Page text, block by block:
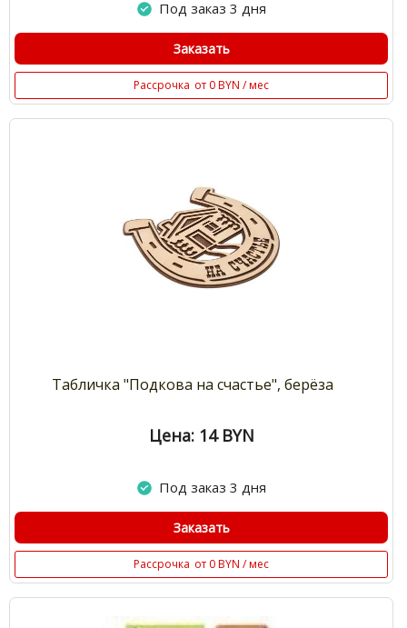
Под заказ 3 дня
Заказать
Рассрочка от 0 BYN / мес
Табличка "Подкова на счастье", берёза
Цена: 14 BYN
Под заказ 3 дня
Заказать
Рассрочка от 0 BYN / мес